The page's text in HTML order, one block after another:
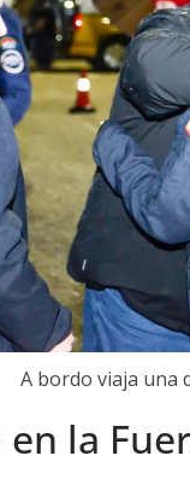
A bordo viaja una
la